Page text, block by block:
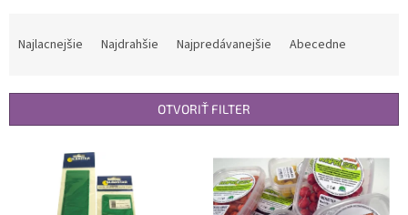
i
Najlacnejšie Najdrahšie Najpredávanejšie Abecedne
OTVORIŤ FILTER